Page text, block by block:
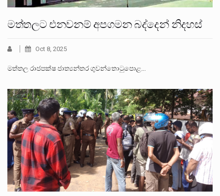
මත්තලට එනවනම් අපගමන බද්දෙන් නිදහස්
Oct 8, 2025
මත්තල රාජපක්ෂ ජාත්‍යන්තර ගුවන්තොටුපොළ…